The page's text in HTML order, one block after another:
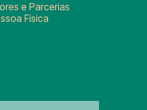
e Parcerias
Física